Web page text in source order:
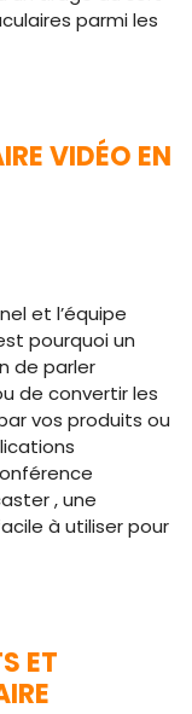
parmi les
VIDÉO EN
et l’équipe
pourquoi un
de parler
de convertir les
vos produits ou
, une
à utiliser pour
ET